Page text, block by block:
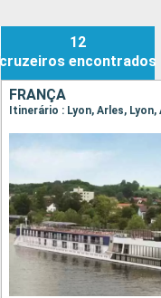
12
cruzeiros encontrados
FRANÇA